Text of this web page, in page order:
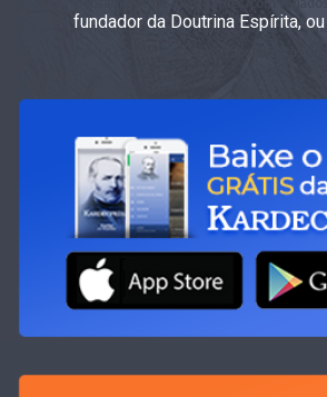
fundador da Doutrina Espírita,